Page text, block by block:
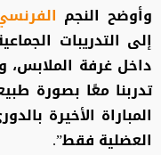
وأوضح النجم
إلى التدريبات
داخل غرفة الملابس،
تدربنا معًا بصورة
المباراة الأخيرة
العضلية فقط”.